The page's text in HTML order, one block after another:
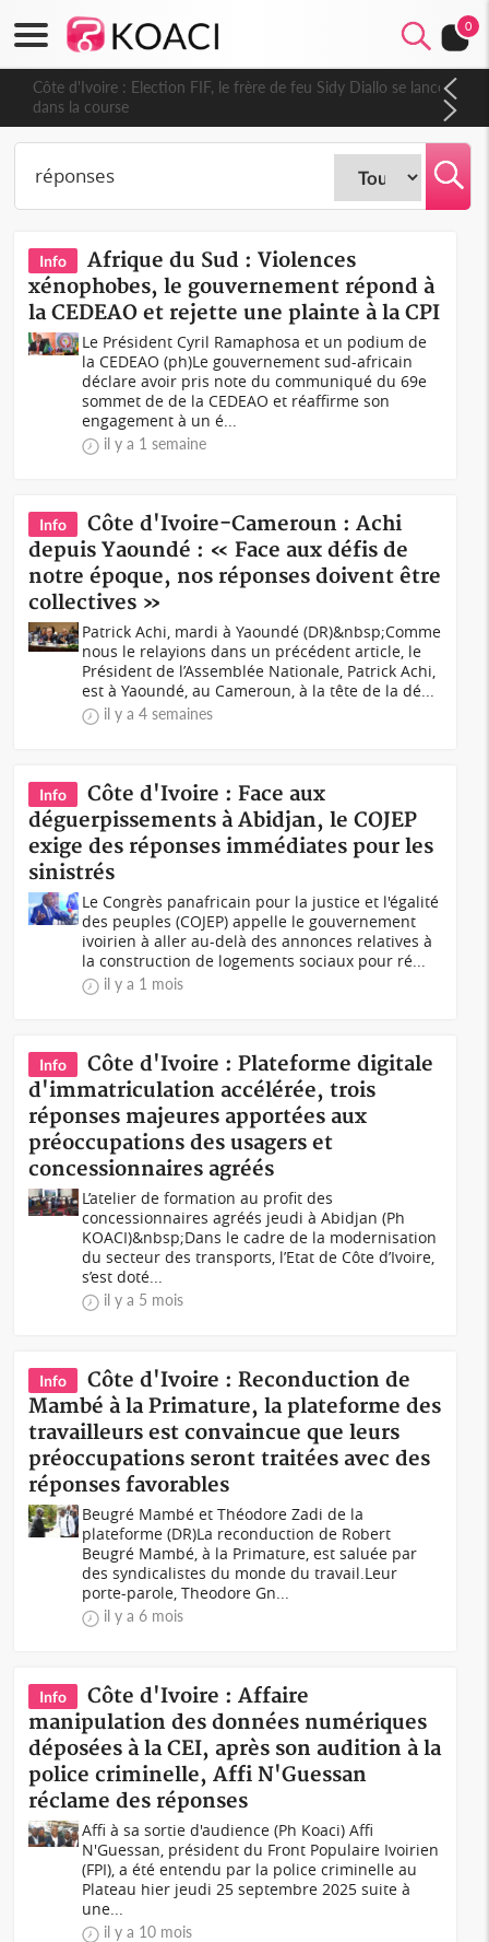
0
Côte d'Ivoire : Election FIF, le frère de feu Sidy Diallo se lance
dans la course
Info
Afrique du Sud : Violences
xénophobes, le gouvernement répond à
la CEDEAO et rejette une plainte à la CPI
Le Président Cyril Ramaphosa et un podium de
la CEDEAO (ph)Le gouvernement sud-africain
déclare avoir pris note du communiqué du 69e
sommet de de la CEDEAO et réaffirme son
engagement à un é...
il y a 1 semaine
Info
Côte d'Ivoire-Cameroun : Achi
depuis Yaoundé : « Face aux défis de
notre époque, nos réponses doivent être
collectives »
Patrick Achi, mardi à Yaoundé (DR)&nbsp;Comme
nous le relayions dans un précédent article, le
Président de l’Assemblée Nationale, Patrick Achi,
est à Yaoundé, au Cameroun, à la tête de la dé...
il y a 4 semaines
Info
Côte d'Ivoire : Face aux
déguerpissements à Abidjan, le COJEP
exige des réponses immédiates pour les
sinistrés
Le Congrès panafricain pour la justice et l'égalité
des peuples (COJEP) appelle le gouvernement
ivoirien à aller au-delà des annonces relatives à
la construction de logements sociaux pour ré...
il y a 1 mois
Info
Côte d'Ivoire : Plateforme digitale
d'immatriculation accélérée, trois
réponses majeures apportées aux
préoccupations des usagers et
concessionnaires agréés
L’atelier de formation au profit des
concessionnaires agréés jeudi à Abidjan (Ph
KOACI)&nbsp;Dans le cadre de la modernisation
du secteur des transports, l’Etat de Côte d’Ivoire,
s’est doté...
il y a 5 mois
Info
Côte d'Ivoire : Reconduction de
Mambé à la Primature, la plateforme des
travailleurs est convaincue que leurs
préoccupations seront traitées avec des
réponses favorables
Beugré Mambé et Théodore Zadi de la
plateforme (DR)La reconduction de Robert
Beugré Mambé, à la Primature, est saluée par
des syndicalistes du monde du travail.Leur
porte-parole, Theodore Gn...
il y a 6 mois
Info
Côte d'Ivoire : Affaire
manipulation des données numériques
déposées à la CEI, après son audition à la
police criminelle, Affi N'Guessan
réclame des réponses
Affi à sa sortie d'audience (Ph Koaci) Affi
N'Guessan, président du Front Populaire Ivoirien
(FPI), a été entendu par la police criminelle au
Plateau hier jeudi 25 septembre 2025 suite à
une...
il y a 10 mois